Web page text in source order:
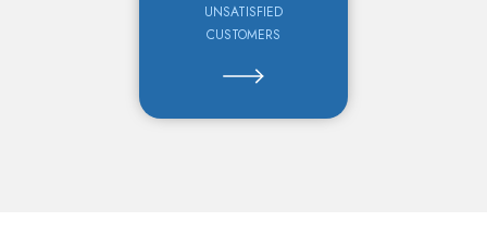
UNSATISFIED
CUSTOMERS